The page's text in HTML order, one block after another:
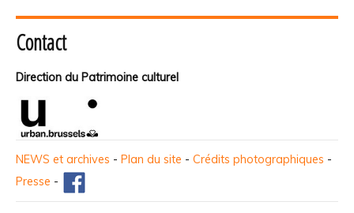
Contact
Direction du Patrimoine culturel
NEWS et archives - Plan du site - Crédits photographiques -
Presse -